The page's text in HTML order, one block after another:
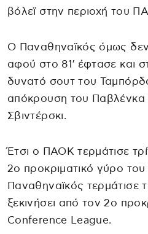
βόλεϊ στην περιοχή του
Ο Παναθηναϊκός όμως
αφού στο 81′ έφτασε και
δυνατό σουτ του
απόκρουση του Παβλένκα
Σβιντέρσκι.
Έτσι ο ΠΑΟΚ τερμάτισε
2ο προκριματικό γύρο
Παναθηναϊκός τερμάτισε
ξεκινήσει από τον 2ο
Conference League.